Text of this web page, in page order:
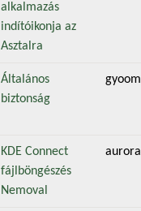
alkalmazás
indítóikonja az
Asztalra
Általános
biztonság
gyoom
KDE Connect
fájlböngészés
Nemoval
aurora